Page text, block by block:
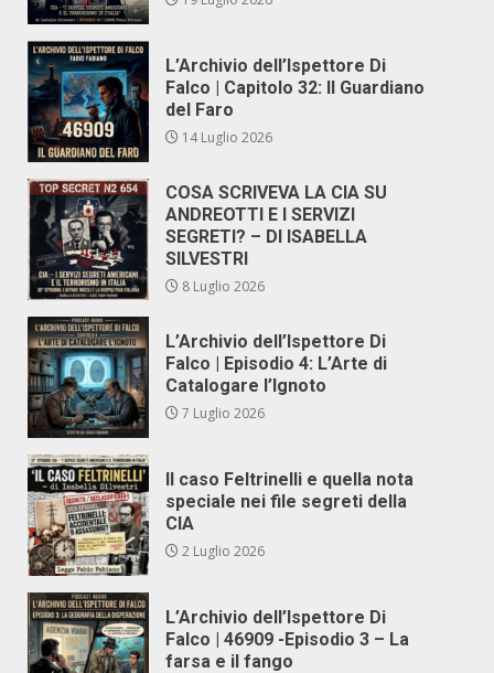
L’Archivio dell’Ispettore Di
Falco | Capitolo 32: Il Guardiano
del Faro
14 Luglio 2026
COSA SCRIVEVA LA CIA SU
ANDREOTTI E I SERVIZI
SEGRETI? – DI ISABELLA
SILVESTRI
8 Luglio 2026
L’Archivio dell’Ispettore Di
Falco | Episodio 4: L’Arte di
Catalogare l’Ignoto
7 Luglio 2026
Il caso Feltrinelli e quella nota
speciale nei file segreti della
CIA
2 Luglio 2026
L’Archivio dell’Ispettore Di
Falco | 46909 -Episodio 3 – La
farsa e il fango